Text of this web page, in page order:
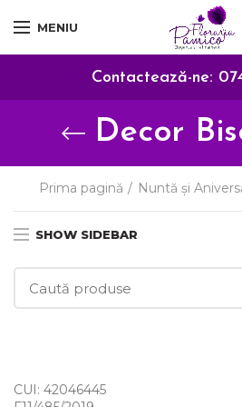
MENIU
Contactează-ne:
Decor
Prima pagină Nuntă și
SHOW SIDEBAR
CUI: 42046445